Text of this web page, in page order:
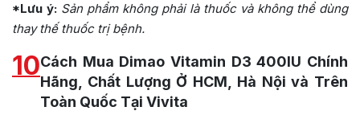
*Lưu ý: Sản phẩm không phải là thuốc và không thể dùng
thay thế thuốc trị bệnh.
10Cách Mua Dimao Vitamin D3 400IU Chính
Hãng, Chất Lượng Ở HCM, Hà Nội và Trên
Toàn Quốc Tại Vivita